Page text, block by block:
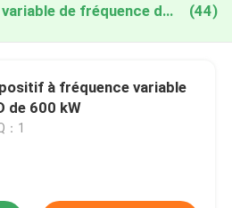
Chine commande variable de fréquence de vfd (44)
à fréquence variable
de 600 kW
：1